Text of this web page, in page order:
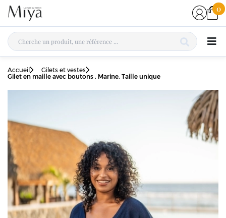
0
Accueil
Gilets et vestes
Gilet en maille avec boutons , Marine, Taille unique